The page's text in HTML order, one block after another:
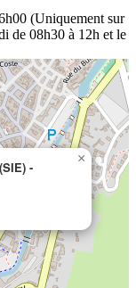
(Uniquement sur
de 08h30 à 12h et le
-
×